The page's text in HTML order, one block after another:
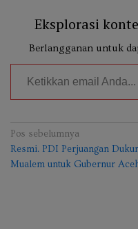
Eksplorasi
Berlangganan untuk
Ketikkan email Anda...
Navigasi
pos
Pos sebelumnya
Resmi. PDI Perjuangan
Mualem untuk Gubernur